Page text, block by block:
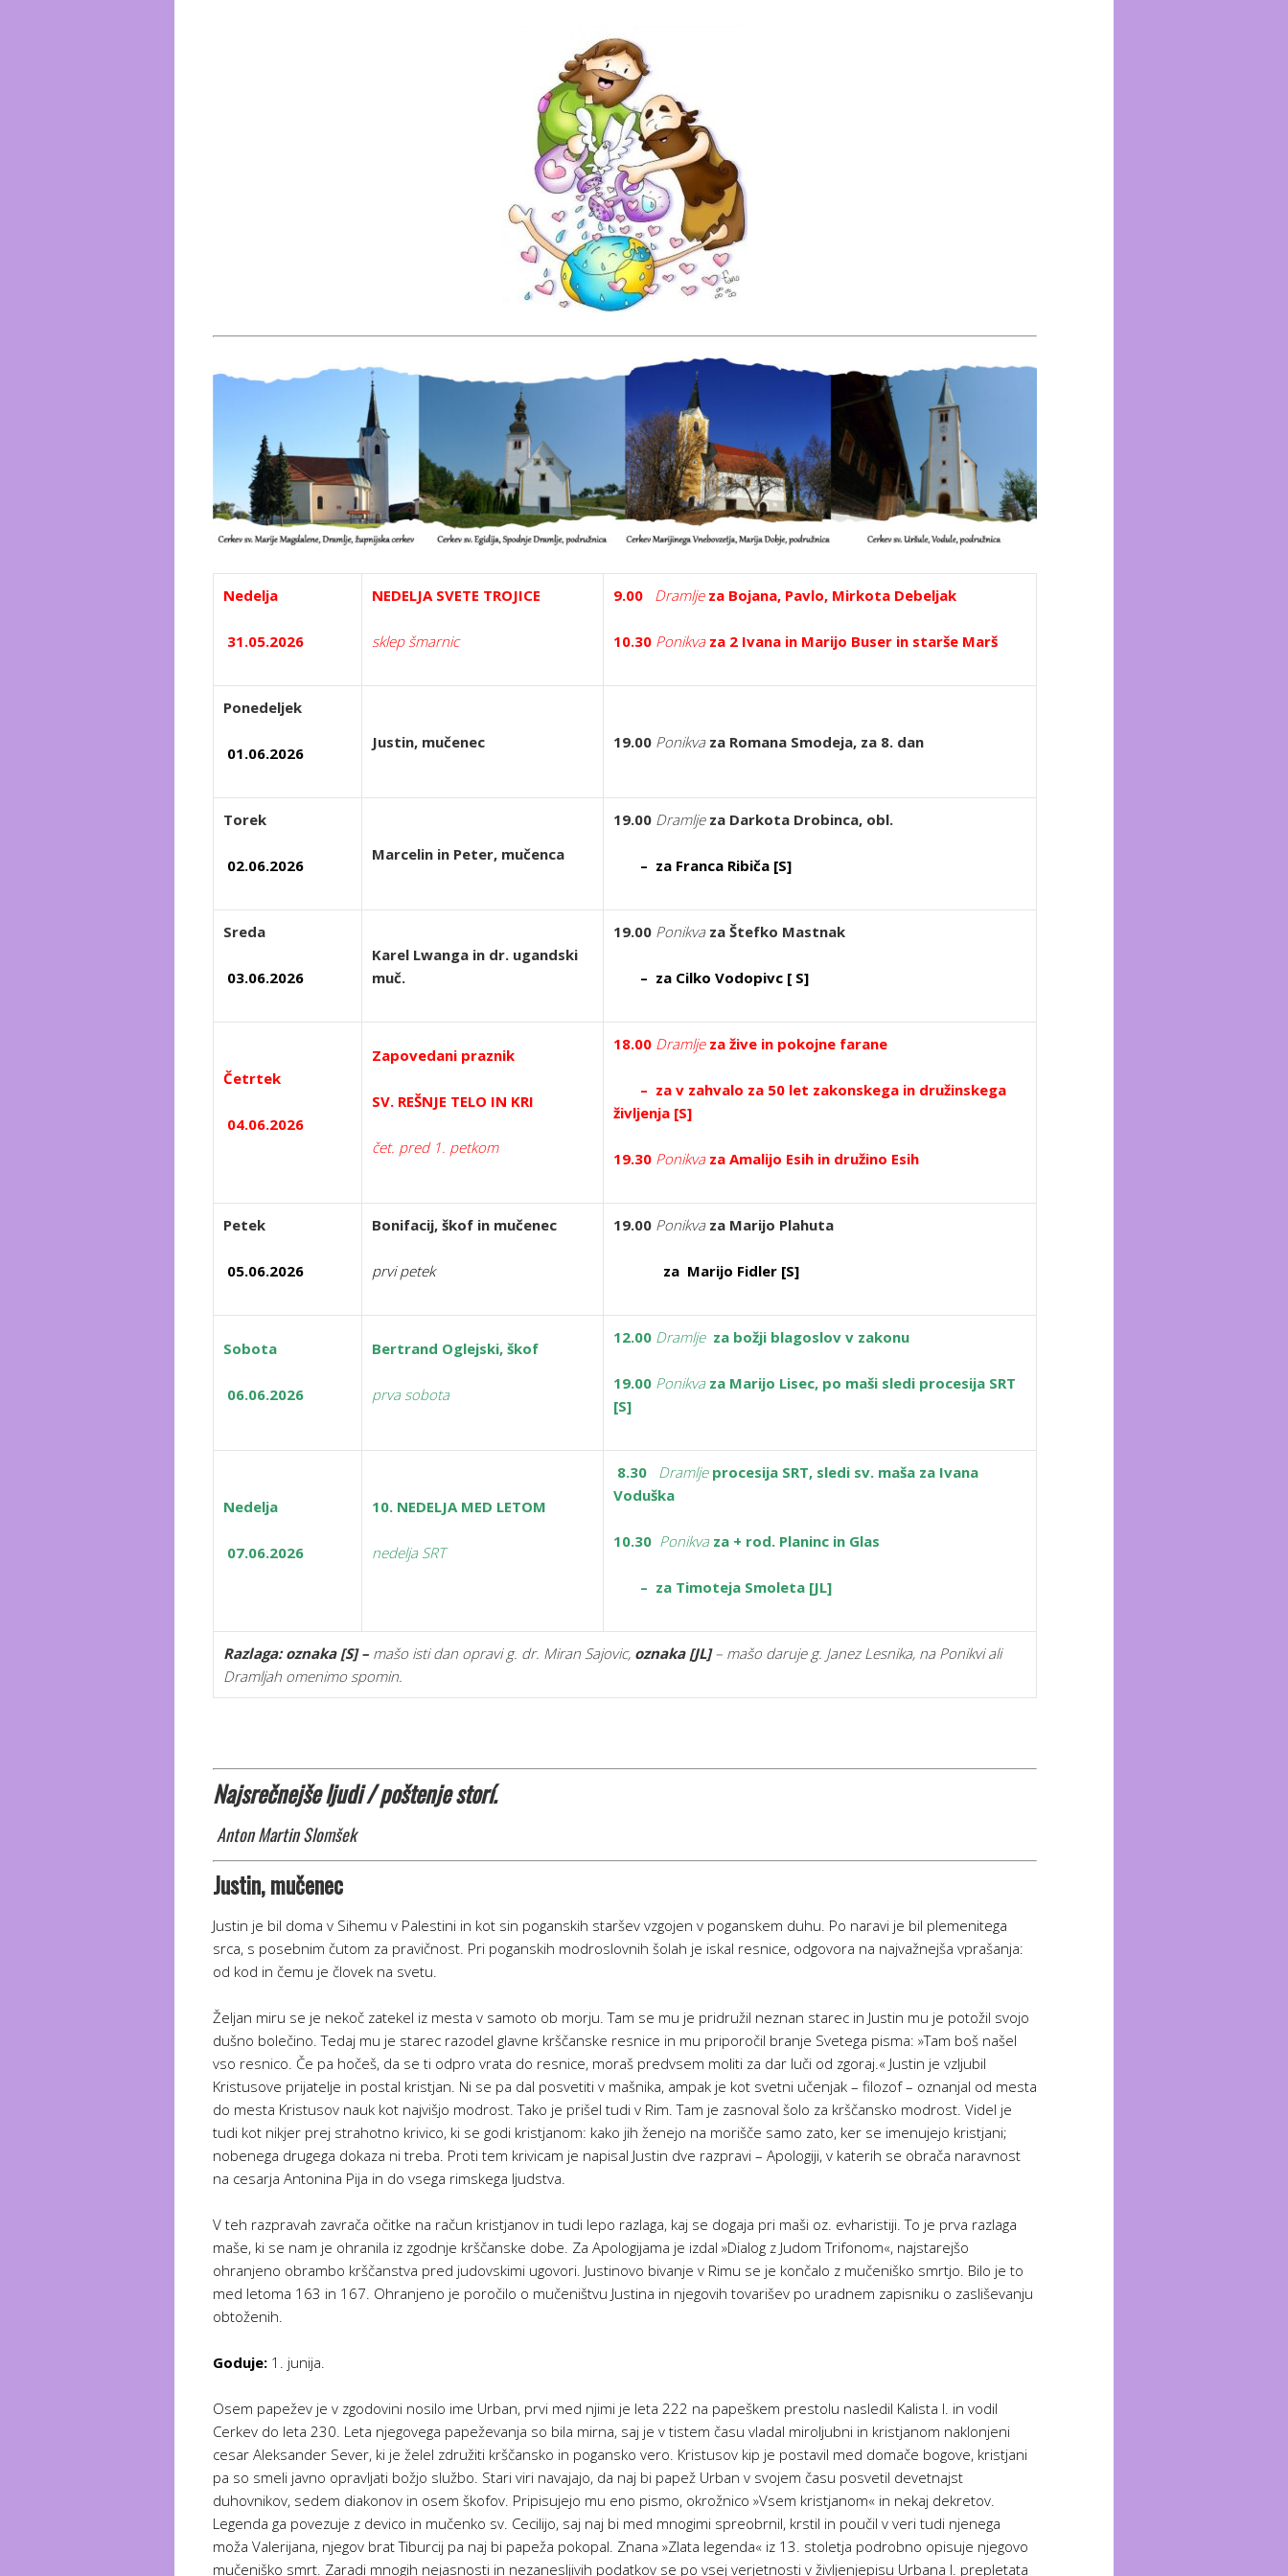
Nedelja
31.05.2026
NEDELJA SVETE TROJICE
sklep šmarnic
9.00 Dramlje za Bojana, Pavlo, Mirkota Debeljak
10.30 Ponikva za 2 Ivana in Marijo Buser in starše Marš
Ponedeljek
01.06.2026
Justin, mučenec 19.00 Ponikva za Romana Smodeja, za 8. dan
Torek
02.06.2026
Marcelin in Peter, mučenca
19.00 Dramlje za Darkota Drobinca, obl.
– za Franca Ribiča [S]
Sreda
03.06.2026
Karel Lwanga in dr. ugandski
muč.
19.00 Ponikvaza Štefko Mastnak
– za Cilko Vodopivc [ S]
Četrtek
04.06.2026
Zapovedani praznik
SV. REŠNJE TELO IN KRI
čet. pred 1. petkom
18.00 Dramlje za žive in pokojne farane
– za v zahvalo za 50 let zakonskega in družinskega
življenja [S]
19.30 Ponikva za Amalijo Esih in družino Esih
Petek
05.06.2026
Bonifacij, škof in mučenec
prvi petek
19.00 Ponikvaza Marijo Plahuta
za Marijo Fidler [S]
Sobota
06.06.2026
Bertrand Oglejski, škof
prva sobota
12.00 Dramljeza božji blagoslov v zakonu
19.00 Ponikvaza Marijo Lisec, po maši sledi procesija SRT
[S]
Nedelja
07.06.2026
10. NEDELJA MED LETOM
nedelja SRT
8.30 Dramljeprocesija SRT, sledi sv. maša za Ivana
Voduška
10.30 Ponikva za + rod. Planinc in Glas
– za Timoteja Smoleta [JL]
Razlaga:oznaka [S] – mašo isti dan opravi g. dr. Miran Sajovic, oznaka [JL]– mašo daruje g. Janez Lesnika, na Ponikvi ali
Dramljah omenimo spomin.
Najsrečnejše ljudi / poštenje storí.
Anton Martin Slomšek
Justin, mučenec
Justin je bil doma v Sihemu v Palestini in kot sin poganskih staršev vzgojen v poganskem duhu. Po naravi je bil plemenitega
srca, s posebnim čutom za pravičnost. Pri poganskih modroslovnih šolah je iskal resnice, odgovora na najvažnejša vprašanja:
od kod in čemu je človek na svetu.
Željan miru se je nekoč zatekel iz mesta v samoto ob morju. Tam se mu je pridružil neznan starec in Justin mu je potožil svojo
dušno bolečino. Tedaj mu je starec razodel glavne krščanske resnice in mu priporočil branje Svetega pisma: »Tam boš našel
vso resnico. Če pa hočeš, da se ti odpro vrata do resnice, moraš predvsem moliti za dar luči od zgoraj.« Justin je vzljubil
Kristusove prijatelje in postal kristjan. Ni se pa dal posvetiti v mašnika, ampak je kot svetni učenjak – filozof – oznanjal od mesta
do mesta Kristusov nauk kot najvišjo modrost. Tako je prišel tudi v Rim. Tam je zasnoval šolo za krščansko modrost. Videl je
tudi kot nikjer prej strahotno krivico, ki se godi kristjanom: kako jih ženejo na morišče samo zato, ker se imenujejo kristjani;
nobenega drugega dokaza ni treba. Proti tem krivicam je napisal Justin dve razpravi – Apologiji, v katerih se obrača naravnost
na cesarja Antonina Pija in do vsega rimskega ljudstva.
V teh razpravah zavrača očitke na račun kristjanov in tudi lepo razlaga, kaj se dogaja pri maši oz. evharistiji. To je prva razlaga
maše, ki se nam je ohranila iz zgodnje krščanske dobe. Za Apologijama je izdal »Dialog z Judom Trifonom«, najstarejšo
ohranjeno obrambo krščanstva pred judovskimi ugovori. Justinovo bivanje v Rimu se je končalo z mučeniško smrtjo. Bilo je to
med letoma 163 in 167. Ohranjeno je poročilo o mučeništvu Justina in njegovih tovarišev po uradnem zapisniku o zasliševanju
obtoženih.
Goduje: 1. junija.
Osem papežev je v zgodovini nosilo ime Urban, prvi med njimi je leta 222 na papeškem prestolu nasledil Kalista I. in vodil
Cerkev do leta 230. Leta njegovega papeževanja so bila mirna, saj je v tistem času vladal miroljubni in kristjanom naklonjeni
cesar Aleksander Sever, ki je želel združiti krščansko in pogansko vero. Kristusov kip je postavil med domače bogove, kristjani
pa so smeli javno opravljati božjo službo. Stari viri navajajo, da naj bi papež Urban v svojem času posvetil devetnajst
duhovnikov, sedem diakonov in osem škofov. Pripisujejo mu eno pismo, okrožnico »Vsem kristjanom« in nekaj dekretov.
Legenda ga povezuje z devico in mučenko sv. Cecilijo, saj naj bi med mnogimi spreobrnil, krstil in poučil v veri tudi njenega
moža Valerijana, njegov brat Tiburcij pa naj bi papeža pokopal. Znana »Zlata legenda« iz 13. stoletja podrobno opisuje njegovo
mučeniško smrt. Zaradi mnogih nejasnosti in nezanesljivih podatkov se po vsej verjetnosti v življenjepisu Urbana I. prepletata